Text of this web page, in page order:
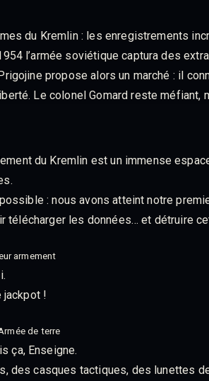
du Kremlin : les enregistrements
l’armée soviétique captura des
propose alors un marché : il
Le colonel Gomard reste méfiant,
du Kremlin est un immense
: nous avons atteint notre
télécharger les données… et détruire
armement
jackpot !
de terre
ça, Enseigne.
des casques tactiques, des lunettes